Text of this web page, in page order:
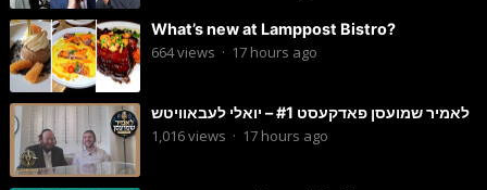
What’s new at Lamppost Bistro?
664views · 17 hours ago
לאמיר שמועסן פאדקעסט #1 – יואלי לעבאוויטש
1,016views · 17 hours ago